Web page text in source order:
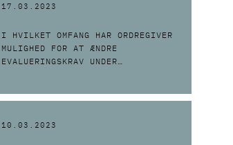
17.03.2023
I HVILKET OMFANG HAR ORDREGIVER
MULIGHED FOR AT ÆNDRE
EVALUERINGSKRAV UNDER
10.03.2023